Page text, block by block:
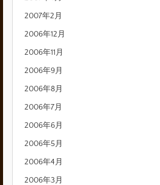
2007年2月
2006年12月
2006年11月
2006年9月
2006年8月
2006年7月
2006年6月
2006年5月
2006年4月
2006年3月